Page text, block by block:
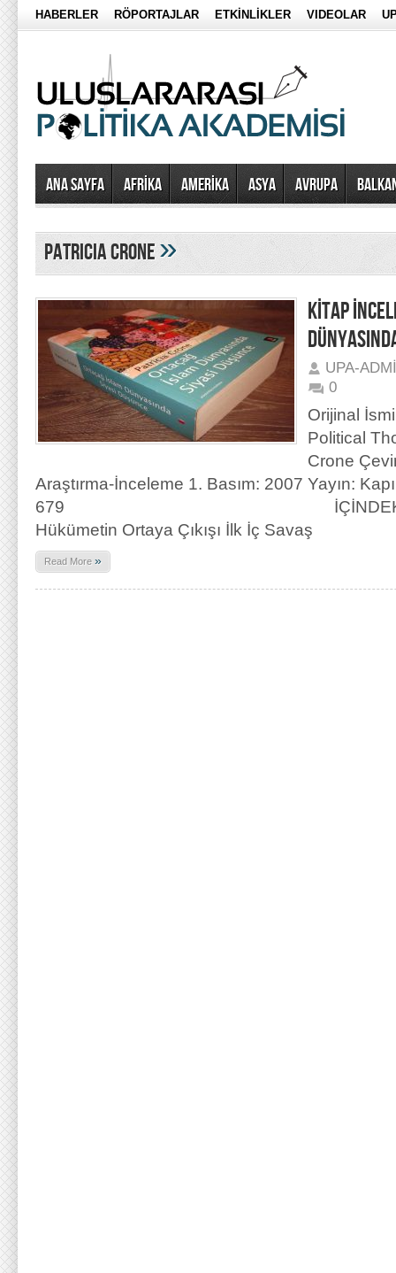
HABERLER RÖPORTAJLAR ETKİNLİKLER VIDEOLAR
Ana Sayfa AFRİKA AMERİKA ASYA AVRUPA
Patricia Crone»
KİTAP
UPA-
0
Orijinal
Political
Crone
Araştırma-İnceleme 1. Basım: 2007 Yayın:
679 İÇİNDEKİLER 1-)
Hükümetin Ortaya Çıkışı İlk İç Savaş
Read More »